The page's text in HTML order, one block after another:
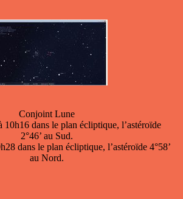
Conjoint Lune
10h16 dans le plan écliptique, l’astéroïde
2°46’ au Sud.
dans le plan écliptique, l’astéroïde 4°58’
au Nord.